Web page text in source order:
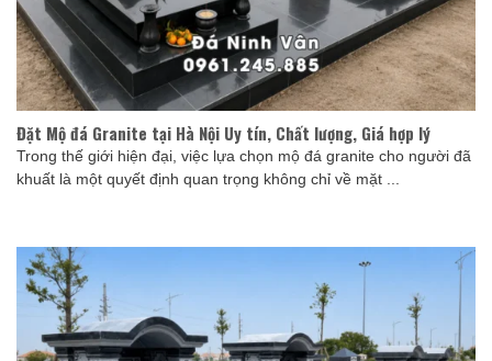
Đặt Mộ đá Granite tại Hà Nội Uy tín, Chất lượng, Giá hợp lý
Trong thế giới hiện đại, việc lựa chọn mộ đá granite cho người đã
khuất là một quyết định quan trọng không chỉ về mặt ...